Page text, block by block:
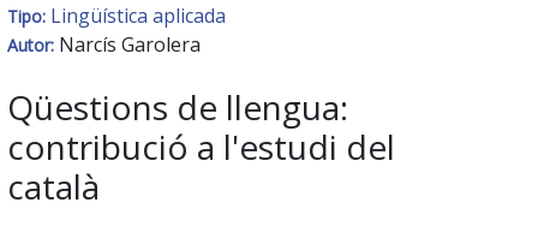
Tipo: Lingüística aplicada
Autor: Narcís Garolera
Qüestions de llengua:
contribució a l'estudi del
català